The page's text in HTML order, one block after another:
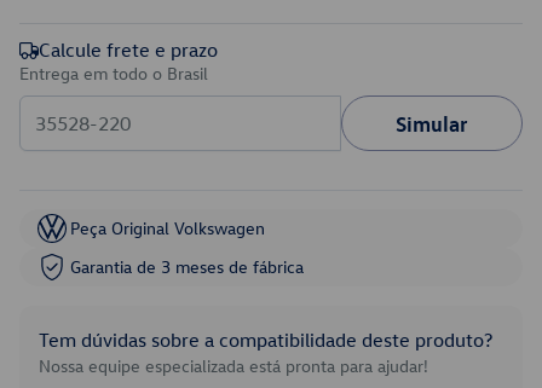
Calcule frete e prazo
Entrega em todo o Brasil
Simular
Peça Original Volkswagen
Garantia de 3 meses de fábrica
Tem dúvidas sobre a compatibilidade deste produto?
Nossa equipe especializada está pronta para ajudar!